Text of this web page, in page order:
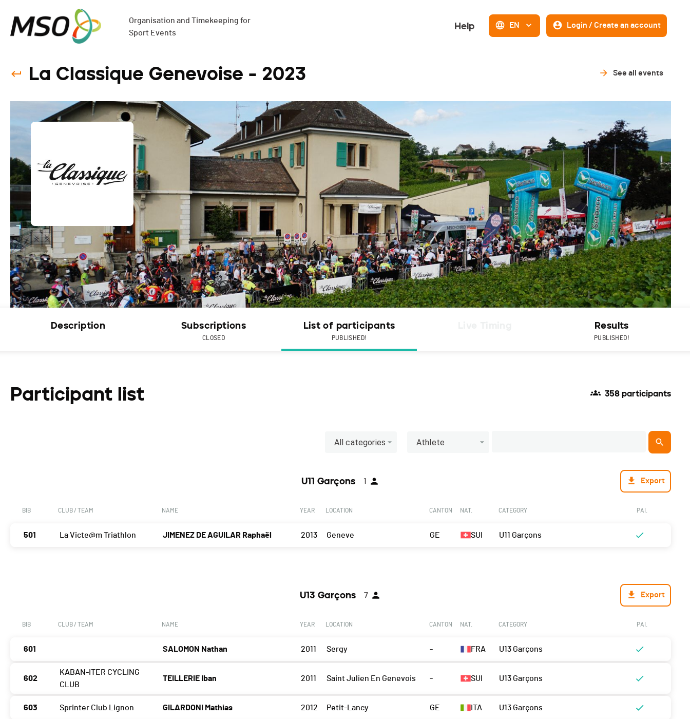
Organisation and Timekeeping for
Sport Events
Help EN Login / Create an account
La Classique Genevoise - 2023 See all events
Description Subscriptions
CLOSED
List of participants
PUBLISHED!
Results
PUBLISHED!
Participant list 358 participants
All categories Athlete
U11 Garçons 1 Export
BIB CLUB / TEAM NAME YEAR LOCATION CANTON NAT. CATEGORY PAI.
501 La Victe@m Triathlon JIMENEZ DE AGUILAR Raphaël 2013 Geneve GE SUI U11 Garçons
U13 Garçons 7 Export
BIB CLUB / TEAM NAME YEAR LOCATION CANTON NAT. CATEGORY PAI.
601 SALOMON Nathan 2011 Sergy - FRA U13 Garçons
602
KABAN-ITER CYCLING
CLUB
TEILLERIE Iban 2011 Saint Julien En Genevois - SUI U13 Garçons
603 Sprinter Club Lignon GILARDONI Mathias 2012 Petit-Lancy GE ITA U13 Garçons